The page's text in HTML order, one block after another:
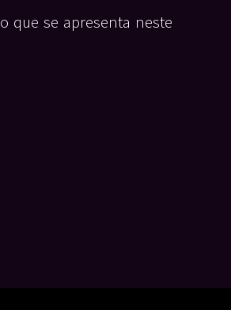
que se apresenta neste